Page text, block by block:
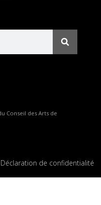
Conseil des Arts de
Déclaration de confidentialité